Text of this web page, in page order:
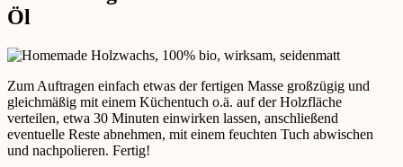
Öl
Zum Auftragen einfach etwas der fertigen Masse großzügig und
gleichmäßig mit einem Küchentuch o.ä. auf der Holzfläche
verteilen, etwa 30 Minuten einwirken lassen, anschließend
eventuelle Reste abnehmen, mit einem feuchten Tuch abwischen
und nachpolieren. Fertig!